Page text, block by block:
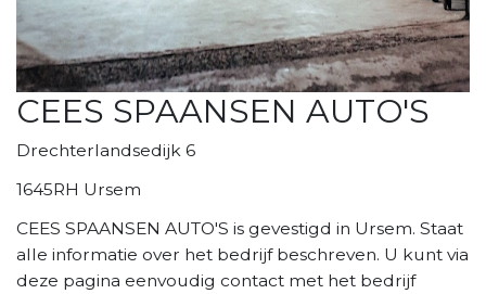
CEES SPAANSEN AUTO'S
Drechterlandsedijk 6
1645RH Ursem
CEES SPAANSEN AUTO'S is gevestigd in Ursem. Staat
alle informatie over het bedrijf beschreven. U kunt via
deze pagina eenvoudig contact met het bedrijf